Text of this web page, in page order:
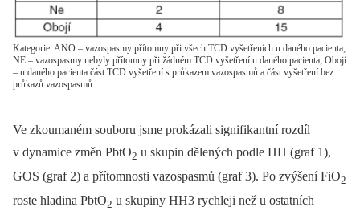
Kategorie: ANO – vazospasmy přítomny při všech TCD vyšetřeních u daného pacienta;
NE – vazospasmy nebyly přítomny při žádném TCD vyšetření u daného pacienta; Obojí
– u daného pacienta část TCD vyšetření s průkazem vazospasmů a část vyšetření bez
průkazů vazospasmů
Ve zkoumaném souboru jsme prokázali signifikantní rozdíl
v dynamice změn PbtO2 u skupin dělených podle HH (graf 1),
GOS (graf 2) a přítomnosti vazospasmů (graf 3). Po zvýšení FiO2
roste hladina PbtO2 u skupiny HH3 rychleji než u ostatních